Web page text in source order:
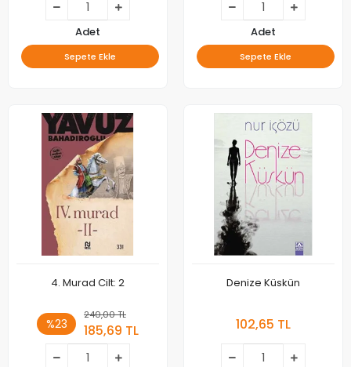
Adet
Sepete Ekle
Adet
Sepete Ekle
4. Murad Cilt: 2
%23
240,00 TL
185,69 TL
Denize Küskün
102,65 TL